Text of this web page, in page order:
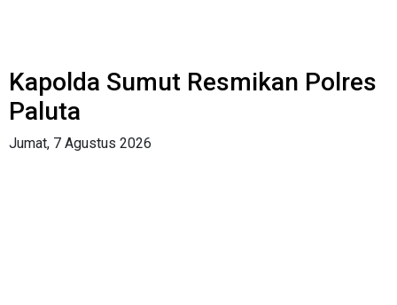
Kapolda Sumut Resmikan Polres
Paluta
Jumat, 7 Agustus 2026